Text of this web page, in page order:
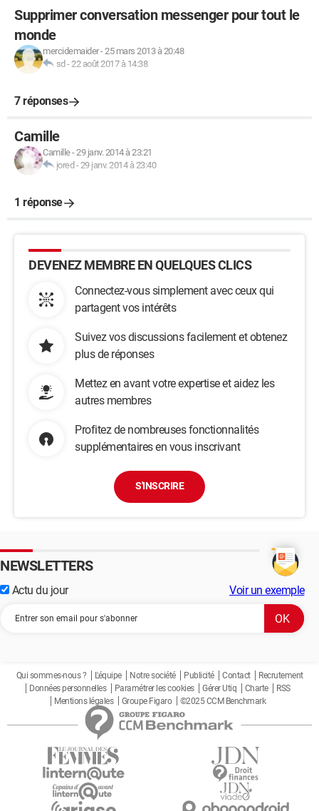
Supprimer conversation messenger pour tout le
monde
mercidemaider-25 mars 2013 à 20:48
sd -22 août 2017 à 14:38
7 réponses
Camille
Camille-29 janv. 2014 à 23:21
jored -29 janv. 2014 à 23:40
1 réponse
DEVENEZ MEMBRE EN QUELQUES CLICS
Connectez-vous simplement avec ceux qui
partagent vos intérêts
Suivez vos discussions facilement et obtenez
plus de réponses
Mettez en avant votre expertise et aidez les
autres membres
Profitez de nombreuses fonctionnalités
supplémentaires en vous inscrivant
S'INSCRIRE
NEWSLETTERS
Actu du jour Voir un exemple
Qui sommes-nous ? L'équipe Notre société Publicité Contact
Recrutement
Données personnelles
Paramétrer les cookies Gérer Utiq Charte
RSS
Mentions légales
Groupe Figaro ©2025 CCM Benchmark